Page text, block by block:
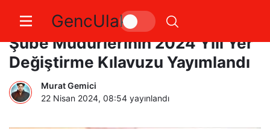
GencUlak
İl ve İlçe Millî Eğitim Müdürlükleri
Şube Müdürlerinin 2024 Yılı Yer
Değiştirme Kılavuzu Yayımlandı
Murat Gemici
22 Nisan 2024, 08:54 yayınlandı